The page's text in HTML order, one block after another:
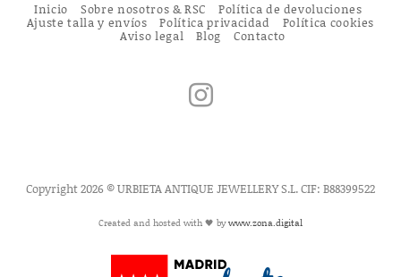
Inicio Sobre nosotros & RSC
Política de devoluciones
Ajuste talla y envíos
Política privacidad
Política cookies
Aviso legal
Blog Contacto
Copyright 2026 © URBIETA ANTIQUE JEWELLERY S.L. CIF: B88399522
Created and hosted with 🖤 bywww.zona.digital